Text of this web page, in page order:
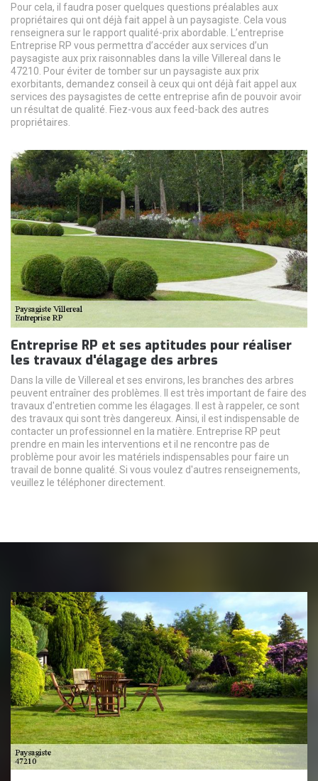
Pour cela, il faudra poser quelques questions préalables aux
propriétaires qui ont déjà fait appel à un paysagiste. Cela vous
renseignera sur le rapport qualité-prix abordable. L’entreprise
Entreprise RP vous permettra d’accéder aux services d’un
paysagiste aux prix raisonnables dans la ville Villereal dans le
47210. Pour éviter de tomber sur un paysagiste aux prix
exorbitants, demandez conseil à ceux qui ont déjà fait appel aux
services des paysagistes de cette entreprise afin de pouvoir avoir
un résultat de qualité. Fiez-vous aux feed-back des autres
propriétaires.
Entreprise RP et ses aptitudes pour réaliser
les travaux d'élagage des arbres
Dans la ville de Villereal et ses environs, les branches des arbres
peuvent entraîner des problèmes. Il est très important de faire des
travaux d'entretien comme les élagages. Il est à rappeler, ce sont
des travaux qui sont très dangereux. Ainsi, il est indispensable de
contacter un professionnel en la matière. Entreprise RP peut
prendre en main les interventions et il ne rencontre pas de
problème pour avoir les matériels indispensables pour faire un
travail de bonne qualité. Si vous voulez d'autres renseignements,
veuillez le téléphoner directement.